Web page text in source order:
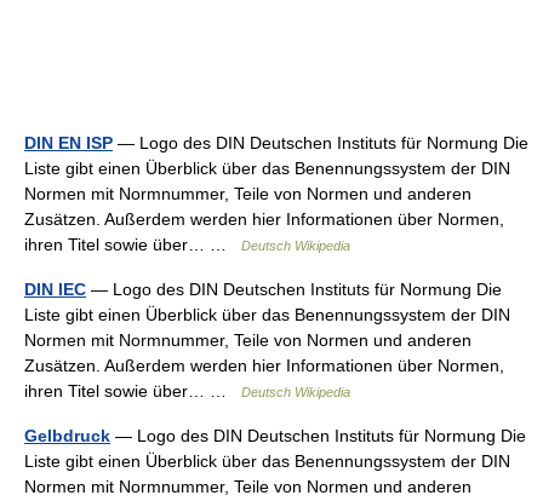
DIN EN ISP — Logo des DIN Deutschen Instituts für Normung Die
Liste gibt einen Überblick über das Benennungssystem der DIN
Normen mit Normnummer, Teile von Normen und anderen
Zusätzen. Außerdem werden hier Informationen über Normen,
ihren Titel sowie über… …
Deutsch Wikipedia
DIN IEC — Logo des DIN Deutschen Instituts für Normung Die
Liste gibt einen Überblick über das Benennungssystem der DIN
Normen mit Normnummer, Teile von Normen und anderen
Zusätzen. Außerdem werden hier Informationen über Normen,
ihren Titel sowie über… …
Deutsch Wikipedia
Gelbdruck — Logo des DIN Deutschen Instituts für Normung Die
Liste gibt einen Überblick über das Benennungssystem der DIN
Normen mit Normnummer, Teile von Normen und anderen